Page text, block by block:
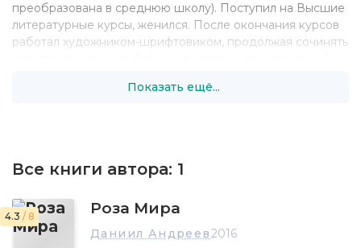
преобразована в среднюю школу). Поступил на Высшие
литературные курсы, женился. После окончания курсов
работал художником-шрифтовиком, продолжая сочинять
В 1937 познакомился со своей будущей второй женой,
дивизии, в похоронной команде, затем санитаром в
медсанбате. После войны работал в Москве.
по обвинению в антисоветской агитации, создании
антисоветской группы и подготовке покушения на
Сталина. Был осуждён на 25 лет тюремного заключения.
Показать ещё...
Все книги автора: 1
4.3 / 8 Роза Мира
Даниил Андреев2016